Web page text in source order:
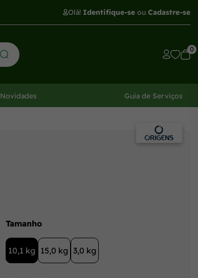
Olá! Identifique-se ou Cadastre-se
0
Novidades Guia de Serviços
Tamanho
10,1 kg 15,0 kg 3,0 kg